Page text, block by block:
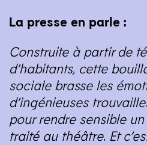
La presse en parle :
Construite à partir de
d’habitants, cette
sociale brasse les
d’ingénieuses
pour rendre sensible
traité au théâtre. Et